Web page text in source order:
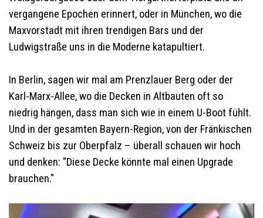
vergangene Epochen erinnert, oder in München, wo die
Maxvorstadt mit ihren trendigen Bars und der
Ludwigstraße uns in die Moderne katapultiert.
In Berlin, sagen wir mal am Prenzlauer Berg oder der
Karl-Marx-Allee, wo die Decken in Altbauten oft so
niedrig hängen, dass man sich wie in einem U-Boot fühlt.
Und in der gesamten Bayern-Region, von der Fränkischen
Schweiz bis zur Oberpfalz – überall schauen wir hoch
und denken: "Diese Decke könnte mal einen Upgrade
brauchen."